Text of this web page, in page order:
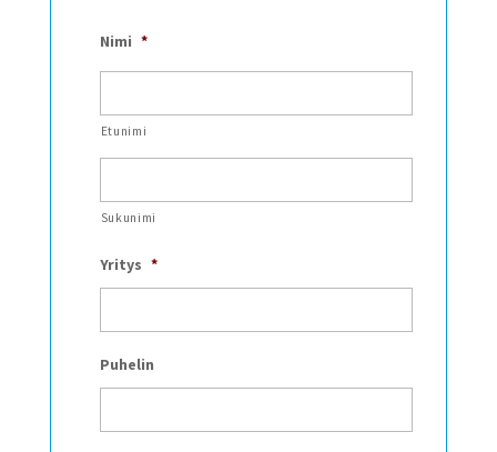
Nimi *
Etunimi
Sukunimi
Yritys *
Puhelin